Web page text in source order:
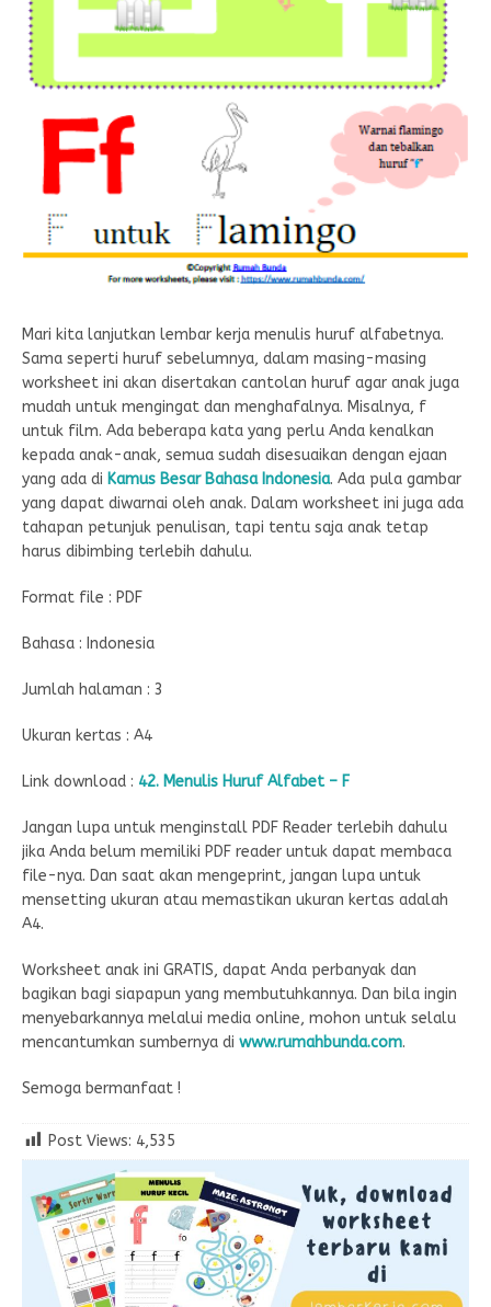
Mari kita lanjutkan lembar kerja menulis huruf alfabetnya.
Sama seperti huruf sebelumnya, dalam masing-masing
worksheet ini akan disertakan cantolan huruf agar anak juga
mudah untuk mengingat dan menghafalnya. Misalnya, f
untuk film. Ada beberapa kata yang perlu Anda kenalkan
kepada anak-anak, semua sudah disesuaikan dengan ejaan
yang ada di Kamus Besar Bahasa Indonesia. Ada pula gambar
yang dapat diwarnai oleh anak. Dalam worksheet ini juga ada
tahapan petunjuk penulisan, tapi tentu saja anak tetap
harus dibimbing terlebih dahulu.
Format file : PDF
Bahasa : Indonesia
Jumlah halaman : 3
Ukuran kertas : A4
Link download : 42. Menulis Huruf Alfabet – F
Jangan lupa untuk menginstall PDF Reader terlebih dahulu
jika Anda belum memiliki PDF reader untuk dapat membaca
file-nya. Dan saat akan mengeprint, jangan lupa untuk
mensetting ukuran atau memastikan ukuran kertas adalah
A4.
Worksheet anak ini GRATIS, dapat Anda perbanyak dan
bagikan bagi siapapun yang membutuhkannya. Dan bila ingin
menyebarkannya melalui media online, mohon untuk selalu
mencantumkan sumbernya di www.rumahbunda.com.
Semoga bermanfaat !
Post Views: 4,535